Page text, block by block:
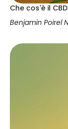
Che cos'è il
Benjamin Poirel